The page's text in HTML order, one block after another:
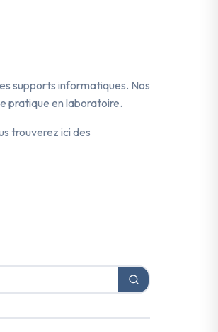
supports informatiques. Nos
pratique en laboratoire.
trouverez ici des